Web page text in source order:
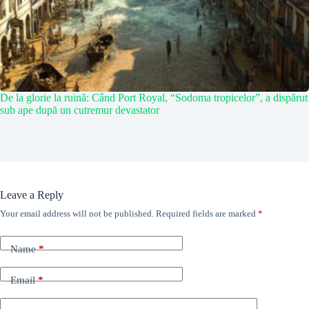
De la glorie la ruină: Când Port Royal, “Sodoma tropicelor”, a dispărut
sub ape după un cutremur devastator
Leave a Reply
Your email address will not be published. Required fields are marked *
Name*
Email*